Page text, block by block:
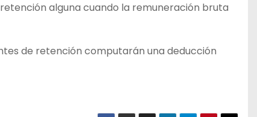
alguna cuando la remuneración bruta
de retención computarán una deducción